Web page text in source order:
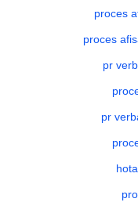
proces
proces
pr
pr